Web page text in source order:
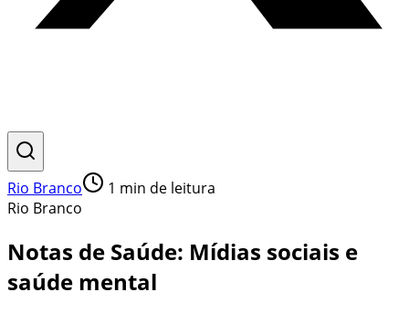
Rio Branco 1 min de leitura
Rio Branco
Notas de Saúde: Mídias sociais e
saúde mental